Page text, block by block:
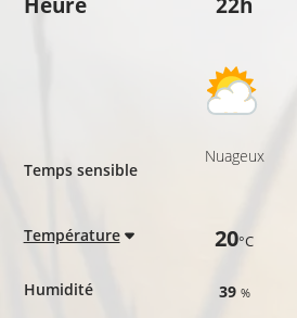
Temps sensible
Température
Humidité
Nuageux
20°C
39 %